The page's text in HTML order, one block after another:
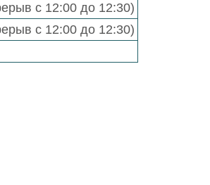
с 12:00 до 12:30)
с 12:00 до 12:30)